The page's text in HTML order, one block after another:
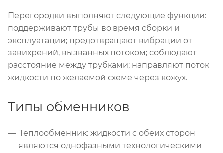
Перегородки выполняют следующие функции:
поддерживают трубы во время сборки и
эксплуатации; предотвращают вибрации от
завихрений, вызванных потоком; соблюдают
расстояние между трубками; направляют поток
жидкости по желаемой схеме через кожух.
Типы обменников
Теплообменник: жидкости с обеих сторон
являются однофазными технологическими